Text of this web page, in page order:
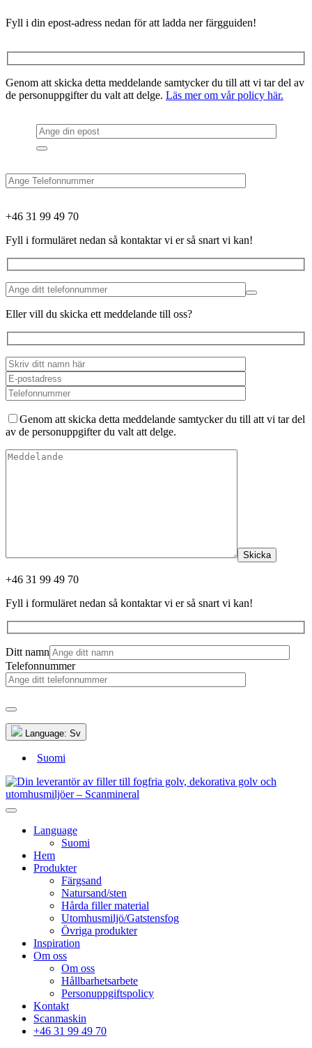
Fyll i din epost-adress nedan för att ladda ner färgguiden!
Genom att skicka detta meddelande samtycker du till att vi tar del av
de personuppgifter du valt att delge. Läs mer om vår policy här.
+46 31 99 49 70
Fyll i formuläret nedan så kontaktar vi er så snart vi kan!
Eller vill du skicka ett meddelande till oss?
Genom att skicka detta meddelande samtycker du till att vi tar del
av de personuppgifter du valt att delge.
Skicka
+46 31 99 49 70
Fyll i formuläret nedan så kontaktar vi er så snart vi kan!
Ditt namn
Telefonnummer
Language: Sv
Suomi
Language
Suomi
Hem
Produkter
Färgsand
Natursand/sten
Hårda filler material
Utomhusmiljö/Gatstensfog
Övriga produkter
Inspiration
Om oss
Om oss
Hållbarhetsarbete
Personuppgiftspolicy
Kontakt
Scanmaskin
+46 31 99 49 70